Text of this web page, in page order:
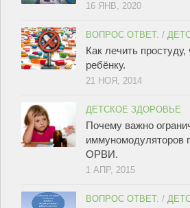
16 ЯНВ, 2020
ВОПРОС ОТВЕТ. /
Как лечить
ребёнку.
21 НОЯ, 2014
ДЕТСКОЕ ЗДОРОВЬЕ
Почему важно
иммуномодуляторов
ОРВИ.
1 АПР, 2015
ВОПРОС ОТВЕТ. /